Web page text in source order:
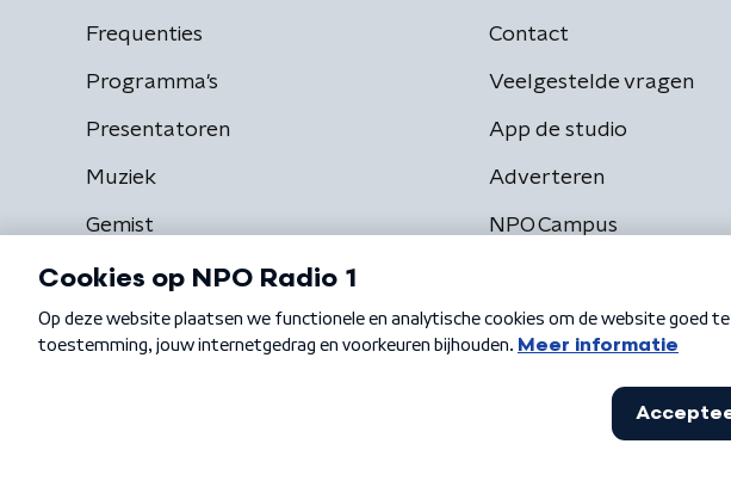
Frequenties
Programma's
Presentatoren
Muziek
Gemist
Contact
Veelgestelde vragen
App de studio
Adverteren
NPO Campus
Algemene voorwaarden Privacybeleid